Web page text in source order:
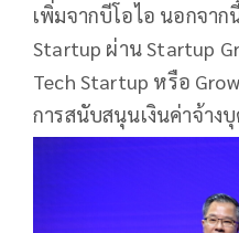
เพิ่มจากบีโอไอ นอกจาก
Startup ผ่าน Startup
Tech Startup หรือ
การสนับสนุนเงินค่าจ้าง